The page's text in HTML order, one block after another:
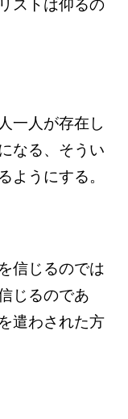
ストは仰るの
一人が存在し
なる、そうい
ようにする。
信じるのでは
じるのであ
遣わされた方